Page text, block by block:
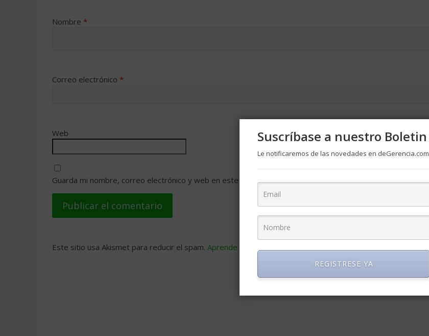
Nombre *
Correo electrónico *
Web
Guarda mi nombre, correo electrónico y web en este navegador para la próxima vez que comente.
Este sitio usa Akismet para reducir el spam. Aprende cómo se procesan los datos de tus comentarios
Suscríbase a nuestro Boletin
Le notificaremos de las novedades en deGerencia.com
REGISTRESE YA